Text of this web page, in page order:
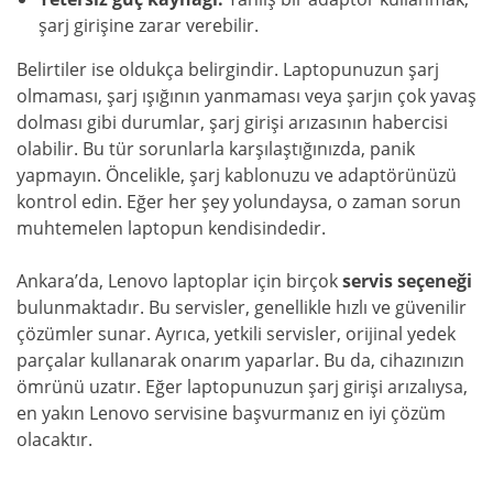
şarj girişine zarar verebilir.
Belirtiler ise oldukça belirgindir. Laptopunuzun şarj
olmaması, şarj ışığının yanmaması veya şarjın çok yavaş
dolması gibi durumlar, şarj girişi arızasının habercisi
olabilir. Bu tür sorunlarla karşılaştığınızda, panik
yapmayın. Öncelikle, şarj kablonuzu ve adaptörünüzü
kontrol edin. Eğer her şey yolundaysa, o zaman sorun
muhtemelen laptopun kendisindedir.
Ankara’da, Lenovo laptoplar için birçokservis seçeneği
bulunmaktadır. Bu servisler, genellikle hızlı ve güvenilir
çözümler sunar. Ayrıca, yetkili servisler, orijinal yedek
parçalar kullanarak onarım yaparlar. Bu da, cihazınızın
ömrünü uzatır. Eğer laptopunuzun şarj girişi arızalıysa,
en yakın Lenovo servisine başvurmanız en iyi çözüm
olacaktır.